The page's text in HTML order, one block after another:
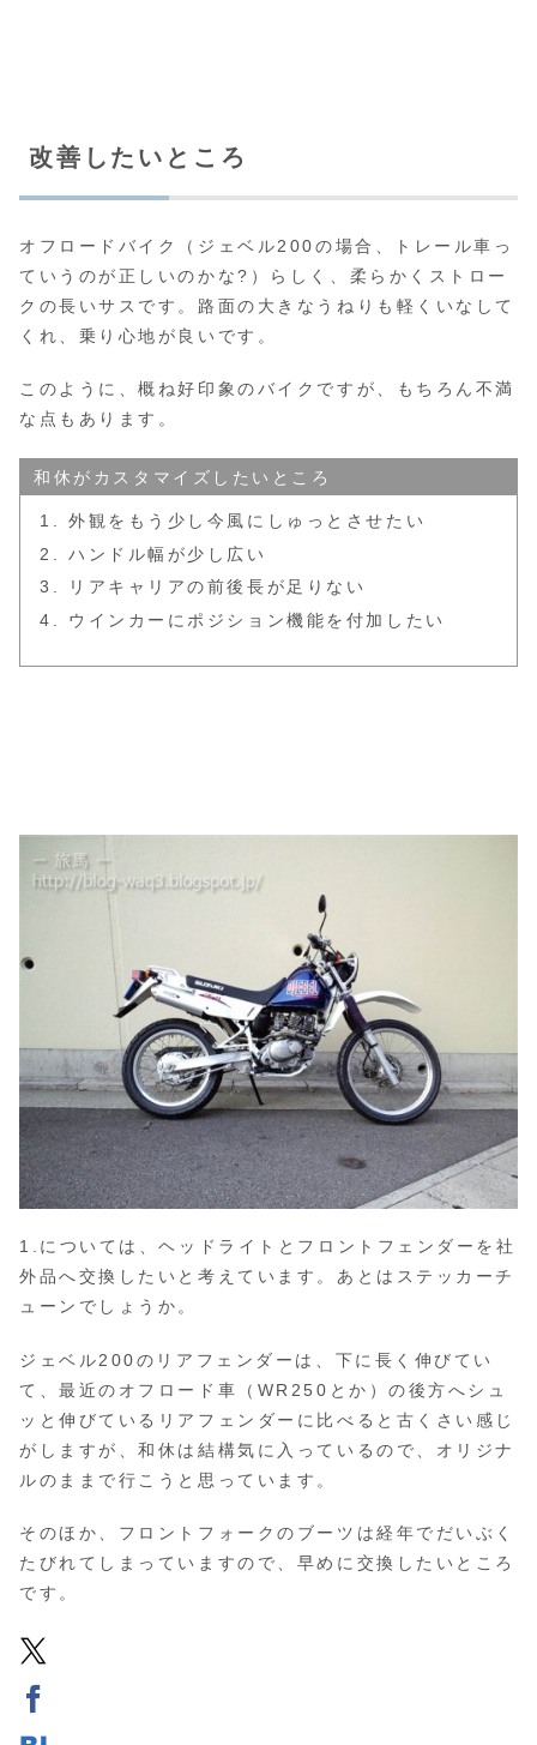
改善したいところ
オフロードバイク（ジェベル200の場合、トレール車っ
ていうのが正しいのかな?）らしく、柔らかくストロー
クの長いサスです。路面の大きなうねりも軽くいなして
くれ、乗り心地が良いです。
このように、概ね好印象のバイクですが、もちろん不満
な点もあります。
和休がカスタマイズしたいところ
外観をもう少し今風にしゅっとさせたい
ハンドル幅が少し広い
リアキャリアの前後長が足りない
ウインカーにポジション機能を付加したい
1.については、ヘッドライトとフロントフェンダーを社
外品へ交換したいと考えています。あとはステッカーチ
ューンでしょうか。
ジェベル200のリアフェンダーは、下に長く伸びてい
て、最近のオフロード車（WR250とか）の後方へシュ
ッと伸びているリアフェンダーに比べると古くさい感じ
がしますが、和休は結構気に入っているので、オリジナ
ルのままで行こうと思っています。
そのほか、フロントフォークのブーツは経年でだいぶく
たびれてしまっていますので、早めに交換したいところ
です。